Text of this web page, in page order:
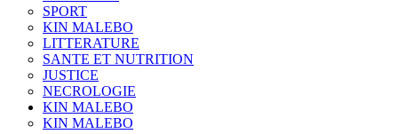
SPORT
KIN MALEBO
LITTERATURE
SANTE ET NUTRITION
JUSTICE
NECROLOGIE
KIN MALEBO
KIN MALEBO